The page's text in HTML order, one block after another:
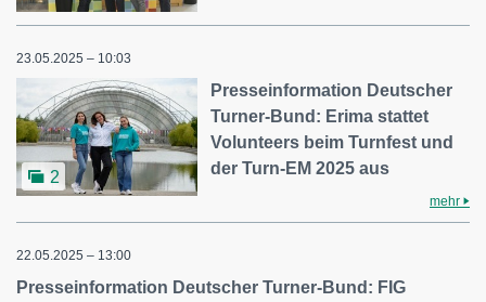
23.05.2025 – 10:03
2
Presseinformation Deutscher
Turner-Bund: Erima stattet
Volunteers beim Turnfest und
der Turn-EM 2025 aus
mehr
22.05.2025 – 13:00
Presseinformation Deutscher Turner-Bund: FIG